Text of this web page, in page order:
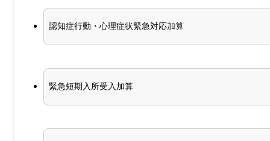
認知症行動・心理症状緊急対応加算
緊急短期入所受入加算